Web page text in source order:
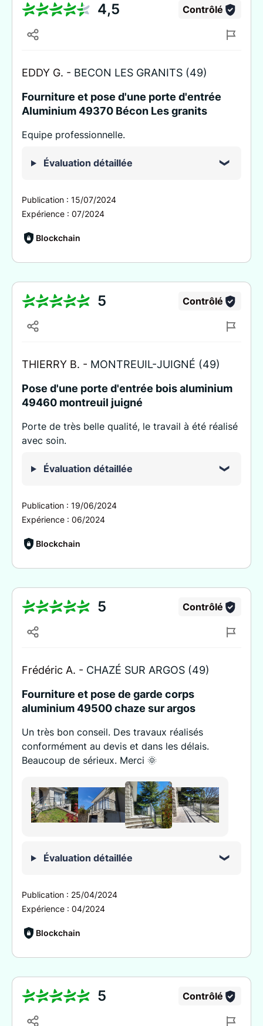
4,5 Contrôlé
EDDY G. - BECON LES GRANITS (49)
Fourniture et pose d'une porte d'entrée
Aluminium 49370 Bécon Les granits
Equipe professionnelle.
Évaluation détaillée
Publication : 15/07/2024
Expérience : 07/2024
Blockchain
5 Contrôlé
THIERRY B. - MONTREUIL-JUIGNÉ (49)
Pose d'une porte d'entrée bois aluminium
49460 montreuil juigné
Porte de très belle qualité, le travail à été réalisé
avec soin.
Évaluation détaillée
Publication : 19/06/2024
Expérience : 06/2024
Blockchain
5 Contrôlé
Frédéric A. - CHAZÉ SUR ARGOS (49)
Fourniture et pose de garde corps
aluminium 49500 chaze sur argos
Un très bon conseil. Des travaux réalisés
conformément au devis et dans les délais.
Beaucoup de sérieux. Merci 🌞
Évaluation détaillée
Publication : 25/04/2024
Expérience : 04/2024
Blockchain
5 Contrôlé